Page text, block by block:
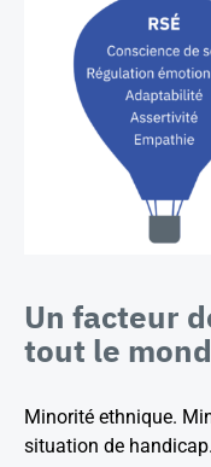
Un facteur
tout le
Minorité ethnique.
situation de